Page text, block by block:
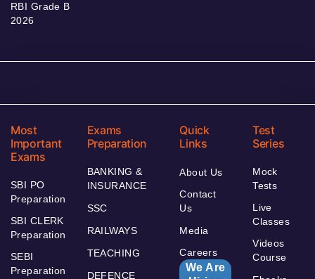
RBI Grade B
2026
Most
Important
Exams
SBI PO
Preparation
SBI CLERK
Preparation
SEBI
Preparation
Exams
Preparation
BANKING &
INSURANCE
SSC
RAILWAYS
TEACHING
DEFENCE
Quick
Links
About Us
Contact
Us
Media
Careers
We Are
Test
Series
Mock
Tests
Live
Classes
Videos
Course